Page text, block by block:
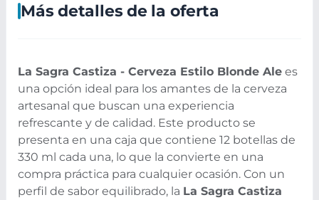
Más detalles de la oferta
La Sagra Castiza - Cerveza Estilo Blonde Ale es
una opción ideal para los amantes de la cerveza
artesanal que buscan una experiencia
refrescante y de calidad. Este producto se
presenta en una caja que contiene 12 botellas de
330 ml cada una, lo que la convierte en una
compra práctica para cualquier ocasión. Con un
perfil de sabor equilibrado, la La Sagra Castiza